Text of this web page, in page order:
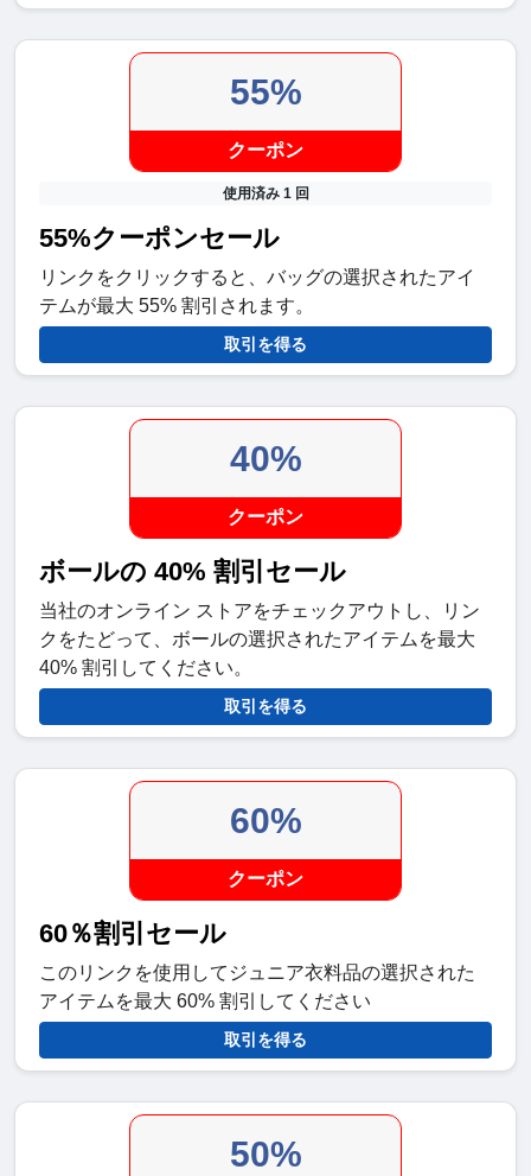
55%
クーポン
使用済み 1 回
55%クーポンセール
リンクをクリックすると、バッグの選択されたアイ
テムが最大 55% 割引されます。
取引を得る
40%
クーポン
ボールの 40% 割引セール
当社のオンライン ストアをチェックアウトし、リン
クをたどって、ボールの選択されたアイテムを最大
40% 割引してください。
取引を得る
60%
クーポン
60％割引セール
このリンクを使用してジュニア衣料品の選択された
アイテムを最大 60% 割引してください
取引を得る
50%